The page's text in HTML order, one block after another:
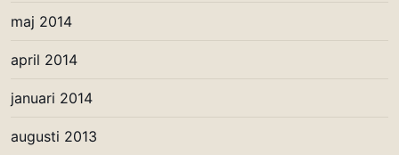
maj 2014
april 2014
januari 2014
augusti 2013